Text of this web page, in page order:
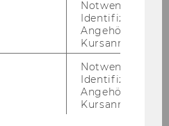
setzen
Notwendig zur
Identifizierung
Angehörige/r für
Kursanmeldung.
Notwendig zur
Identifizierung
Angehörige/r für
Kursanmeldung.